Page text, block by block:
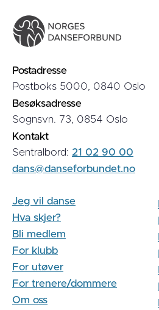
Postadresse
Postboks 5000, 0840 Oslo
Besøksadresse
Sognsvn. 73, 0854 Oslo
Kontakt
Sentralbord: 21 02 90 00
dans@danseforbundet.no
Jeg vil danse
Hva skjer?
Bli medlem
For klubb
For utøver
For trenere/dommere
Om oss